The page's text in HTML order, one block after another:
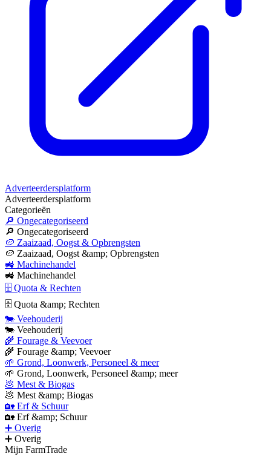
Adverteerdersplatform
Adverteerdersplatform
Categorieën
🔎 Ongecategoriseerd
🔎 Ongecategoriseerd
🥔 Zaaizaad, Oogst & Opbrengsten
🥔 Zaaizaad, Oogst &amp; Opbrengsten
🚜 Machinehandel
🚜 Machinehandel
🗄 Quota & Rechten
🗄 Quota &amp; Rechten
🐄 Veehouderij
🐄 Veehouderij
🌾 Fourage & Veevoer
🌾 Fourage &amp; Veevoer
🌱 Grond, Loonwerk, Personeel & meer
🌱 Grond, Loonwerk, Personeel &amp; meer
💩 Mest & Biogas
💩 Mest &amp; Biogas
🏡 Erf & Schuur
🏡 Erf &amp; Schuur
➕ Overig
➕ Overig
Mijn FarmTrade